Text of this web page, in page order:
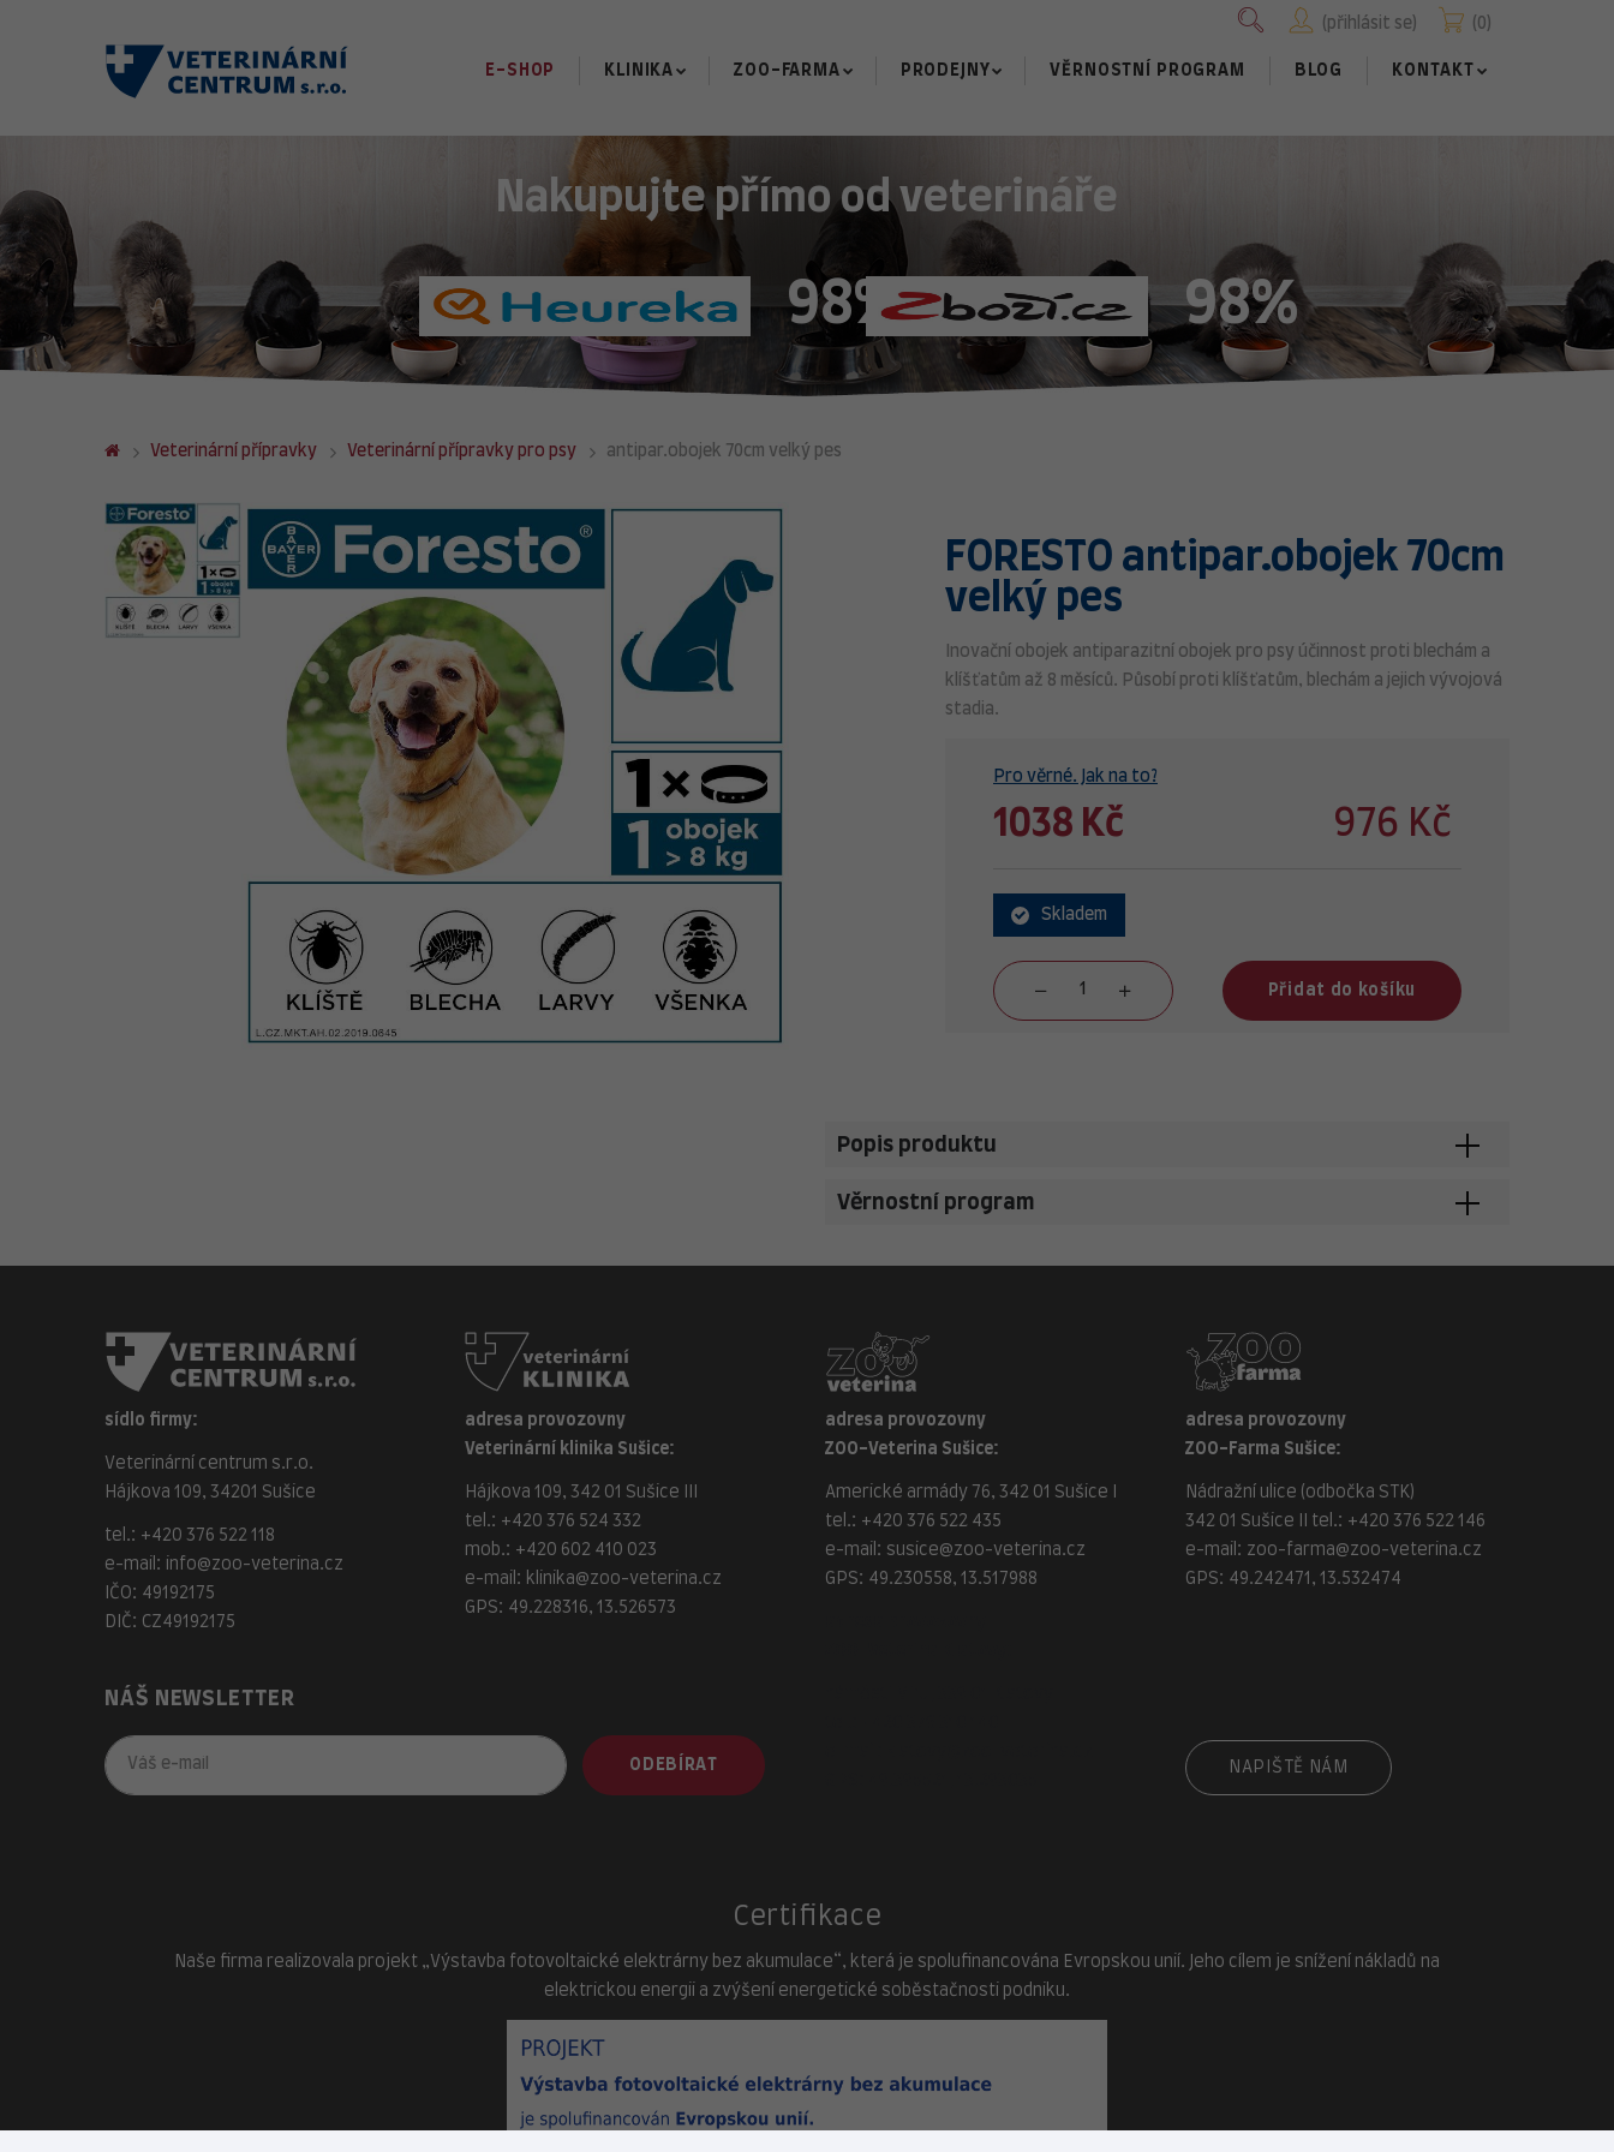
0
přihlásit se
E-SHOP KLINIKA ZOO-FARMA PRODEJNY VĚRNOSTNÍ PROGRAM BLOG KONTAKT
Nakupujte přímo od veterináře
98% 98%
Veterinární přípravky Veterinární přípravky pro psy antipar.obojek 70cm velký pes
FORESTO antipar.obojek 70cm
velký pes
Inovační obojek antiparazitní obojek pro psy účinnost proti blechám a
klíšťatům až 8 měsíců. Působí proti klíšťatům, blechám a jejich vývojová
stadia.
Pro věrné. Jak na to?
1038 Kč 976 Kč
Skladem
Přidat do košíku
Popis produktu
Věrnostní program
sídlo firmy:
Veterinární centrum s.r.o.
Hájkova 109, 34201 Sušice
tel.: +420 376 522 118
e-mail:
info@zoo-veterina.cz
IČO: 49192175
DIČ: CZ49192175
adresa provozovny
Veterinární klinika Sušice:
Hájkova 109, 342 01 Sušice III
tel.: +420 376 524 332
mob.: +420 602 410 023
e-mail: klinika@zoo-veterina.cz
GPS: 49.228316, 13.526573
NÁŠ NEWSLETTER
ODEBÍRAT
adresa provozovny
ZOO-Veterina Sušice:
Americké armády 76, 342 01 Sušice I
tel.: +420 376 522 435
e-mail: susice@zoo-veterina.cz
GPS: 49.230558, 13.517988
adresa provozovny
ZOO-Farma Sušice:
Nádražní ulice (odbočka STK)
342 01 Sušice II tel.: +420 376 522 146
e-mail: zoo-farma@zoo-veterina.cz
GPS: 49.242471, 13.532474
NAPIŠTĚ NÁM
Certifikace
Naše firma realizovala projekt „Výstavba fotovoltaické elektrárny bez akumulace“, která je spolufinancována Evropskou unií. Jeho cílem je snížení nákladů na
elektrickou energii a zvýšení energetické soběstačnosti podniku.